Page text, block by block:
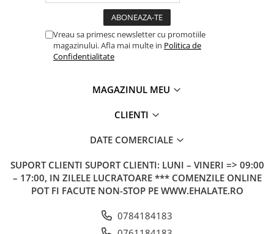
Vreau sa primesc newsletter cu promotiile
magazinului. Afla mai multe in Politica de
Confidentialitate
MAGAZINUL MEU
CLIENTI
DATE COMERCIALE
SUPORT CLIENTI SUPORT CLIENTI: LUNI – VINERI => 09:00
– 17:00, IN ZILELE LUCRATOARE *** COMENZILE ONLINE
POT FI FACUTE NON-STOP PE WWW.EHALATE.RO
0784184183